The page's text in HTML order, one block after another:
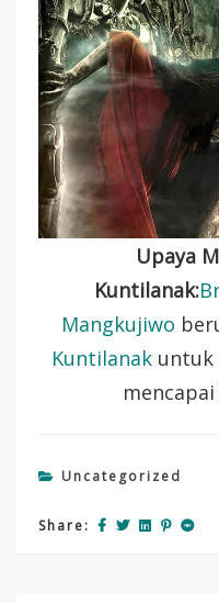
Upaya
Kuntilanak:
Mangkujiwo
Kuntilanakuntuk
Uncategorized
Share: